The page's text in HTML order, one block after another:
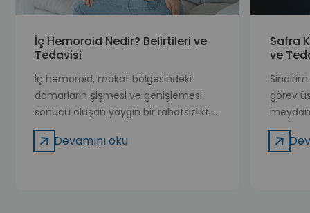
İç Hemoroid Nedir? Belirtileri ve
Tedavisi
İç hemoroid, makat bölgesindeki
damarların şişmesi ve genişlemesi
sonucu oluşan yaygın bir rahatsızlıktır.
Genellikle anüsün iç kısmında yer alan
bu damarlar, çeşitli nedenlerle
Devamını oku
Safra
ve
görev
önemli